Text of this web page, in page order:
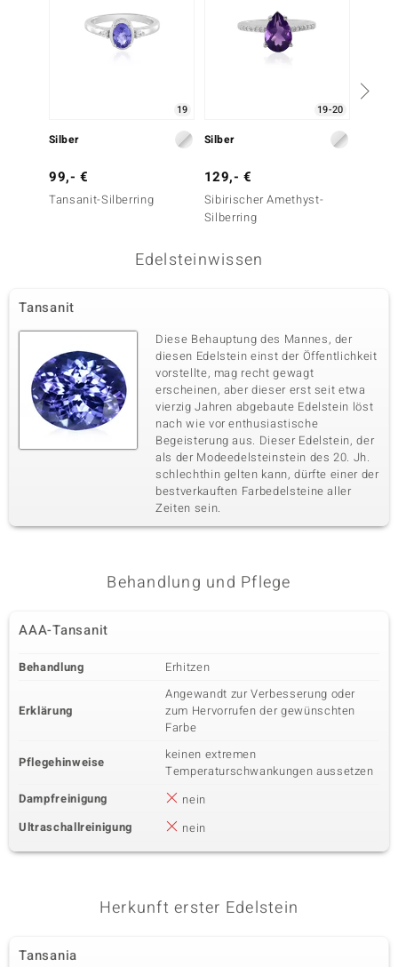
19
Silber
99,- €
Tansanit-Silberring
19-20
Silber
129,- €
Sibirischer Amethyst-
Silberring
Edelsteinwissen
Tansanit
Diese Behauptung des Mannes, der
diesen Edelstein einst der Öffentlichkeit
vorstellte, mag recht gewagt
erscheinen, aber dieser erst seit etwa
vierzig Jahren abgebaute Edelstein löst
nach wie vor enthusiastische
Begeisterung aus. Dieser Edelstein, der
als der Modeedelsteinstein des 20. Jh.
schlechthin gelten kann, dürfte einer der
bestverkauften Farbedelsteine aller
Zeiten sein.
Behandlung und Pflege
AAA-Tansanit
Behandlung Erhitzen
Erklärung
Angewandt zur Verbesserung oder
zum Hervorrufen der gewünschten
Farbe
Pflegehinweise
keinen extremen
Temperaturschwankungen aussetzen
Dampfreinigung
nein
Ultraschallreinigung
nein
Herkunft erster Edelstein
Tansania